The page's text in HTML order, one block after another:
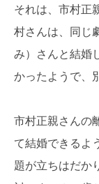
それは、市村正
村さんは、同じ
み）さんと結婚
かったようで、
市村正親さんの
て結婚できるよ
題が立ちはだか